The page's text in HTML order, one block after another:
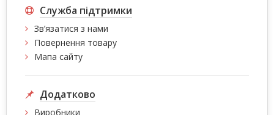
Служба підтримки
Зв’язатися з нами
Повернення товару
Мапа сайту
Додатково
Виробники